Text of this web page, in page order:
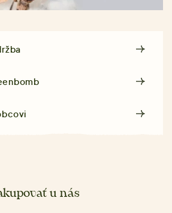
u nás